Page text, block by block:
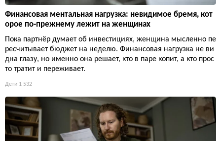
Финансовая ментальная нагрузка: невидимое бремя, кот
орое по-прежнему лежит на женщинах
Пока партнёр думает об инвестициях, женщина мысленно пе
ресчитывает бюджет на неделю. Финансовая нагрузка не ви
дна глазу, но именно она решает, кто в паре копит, а кто прос
то тратит и переживает.
Дети 1 532